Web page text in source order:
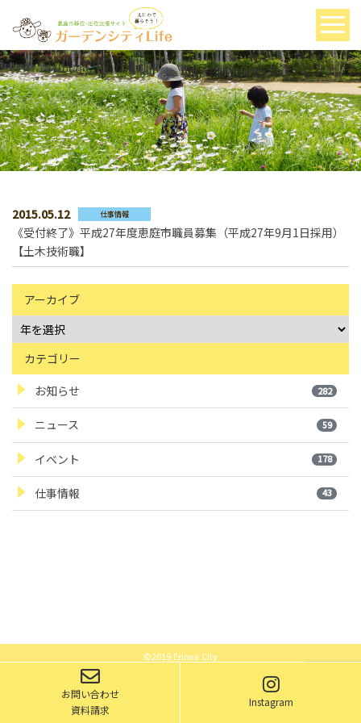
2015.05.12 仕事情報
《受付終了》平成27年度恵庭市職員募集（平成27年9月1日採用）
【土木技術職】
アーカイブ
カテゴリー
お知らせ 282
ニュース 59
イベント 178
仕事情報 43
©2019 Eniwa City
お問い合わせ
資料請求
Instagram